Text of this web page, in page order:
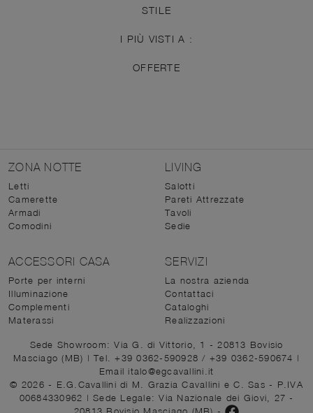
STILE
I PIÙ VISTI A :
OFFERTE
ZONA NOTTE
Letti
Camerette
Armadi
Comodini
LIVING
Salotti
Pareti Attrezzate
Tavoli
Sedie
ACCESSORI CASA
Porte per interni
Illuminazione
Complementi
Materassi
SERVIZI
La nostra azienda
Contattaci
Cataloghi
Realizzazioni
Sede Showroom: Via G. di Vittorio, 1 - 20813 Bovisio
Masciago (MB) | Tel. +39 0362-590928/ +39 0362-590674 |
Email italo@egcavallini.it
© 2026 - E.G.Cavallini di M. Grazia Cavallini e C. Sas - P.IVA
00684330962 | Sede Legale: Via Nazionale dei Giovi, 27 -